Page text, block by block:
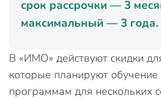
срок рассрочки — 3
максимальный — 3 года.
В «ИМО» действуют скидки
которые планируют
программам для нескольких